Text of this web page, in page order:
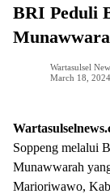
BRI Peduli
Wartasulsel
March 18, 2024
Soppeng melalui
Munawwarah
Marioriwawo,